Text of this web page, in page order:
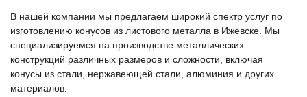
В нашей компании мы предлагаем широкий спектр услуг по
изготовлению конусов из листового металла в Ижевске. Мы
специализируемся на производстве металлических
конструкций различных размеров и сложности, включая
конусы из стали, нержавеющей стали, алюминия и других
материалов.